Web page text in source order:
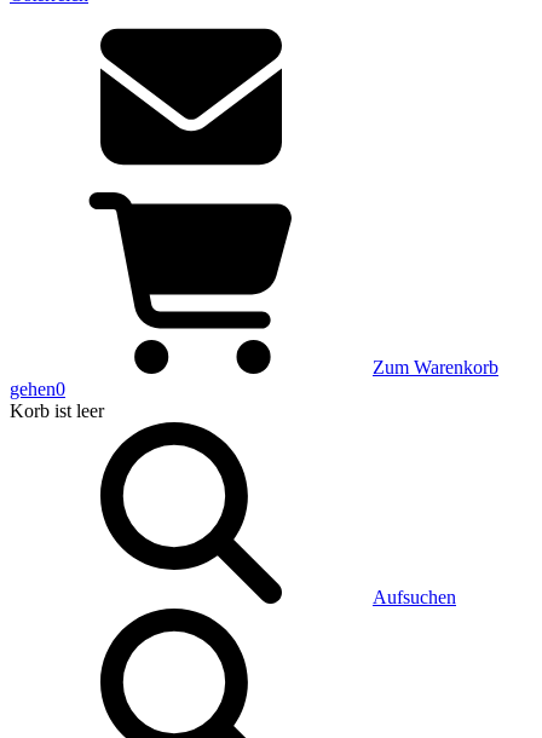
Zum Warenkorb
gehen0
Korb ist leer
Aufsuchen